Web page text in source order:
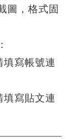
圖，格式固
寫帳號連
寫貼文連